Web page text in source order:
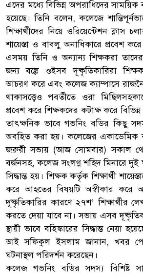
এদের মধ্যে বিভিন্ন অপরাধিদের সাময়িক
হয়েছে। তিনি বলেন, কলেজে
শিক্ষার্থীদের নিয়ে ওরিয়েন্টেশন ক্লাস
শায়েস্তা ও বাবলু অনাধিকারে প্রবেশ
এসময় তিনি ও অন্যান্য শিক্ষকরা
জন্য বল্লে ওইসব দূষ্কৃতিকারিরা
আচরণ করে এবং কলেজ ক্যাম্পাসে
থাকাসত্ত্বেও পবর্তীতে ওরা
প্রবেশ করে শিক্ষকদের কটাক্ষ করে
তাৎক্ষনিক ভাবে গভনিং বডির কিছু
অবহিত করা হয়। কলেজের একাডেমিক
জরুরী সভায় (আজ সোমবার) সকাল
বর্জনসহ, কলেজ সংলগ্ন শহিদ মিনারে দুই
সিদ্ধান্ত হয়। শিক্ষক কর্তৃক শিক্ষার্থী
করে আহতের বিষয়টি অস্বীকার করে
দূষ্কৃতিকারির কারণে ২৭শ’ শিক্ষার্থীর
করতে দেয়া যাবে না। সভায় এসব
স্থায়ী ভাবে বহিস্কারের সিদ্ধান্ত নেয়া
আই সফিকুল ইসলাম জানান, খবর
ঘটনাস্থল পরিদর্শন করেছেন।
কলেজ গভনিং বডির সদস্য বিশিষ্ট